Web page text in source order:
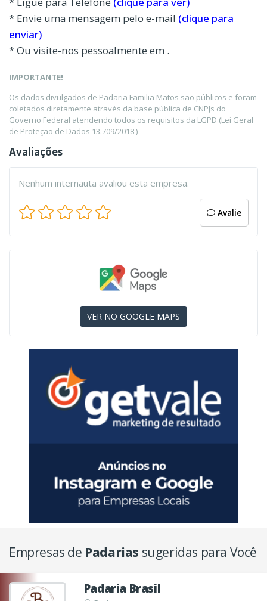
* Envie uma mensagem pelo e-mail (clique para
enviar)
* Ou visite-nos pessoalmente em .
IMPORTANTE!
Os dados divulgados de Padaria Familia Matos são públicos e foram
coletados diretamente através da base pública de CNPJs do
Governo Federal atendendo todos os requisitos da LGPD (Lei Geral
de Proteção de Dados 13.709/2018 )
Avaliações
Nenhum internauta avaliou esta empresa.
Avalie
VER NO GOOGLE MAPS
Empresas de Padarias sugeridas para Você
Padaria Brasil